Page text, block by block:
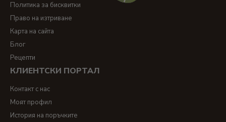
Политика за бисквитки
Право на изтриване
Карта на сайта
Блог
Рецепти
КЛИЕНТСКИ ПОРТАЛ
Контакт с нас
Моят профил
История на поръчките